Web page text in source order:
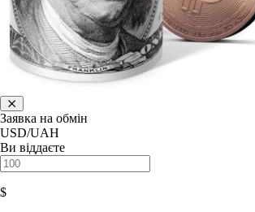
Заявка на обмін
USD/UAH
Ви віддаєте
$